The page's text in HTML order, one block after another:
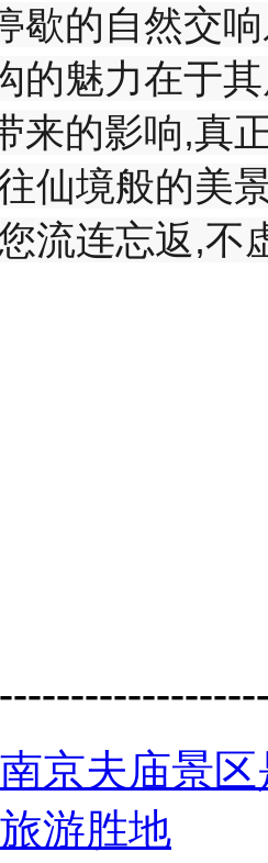
歇的自然交
的魅力在于
来的影响,真
仙境般的美
流连忘返,不
南京夫庙景
游胜地